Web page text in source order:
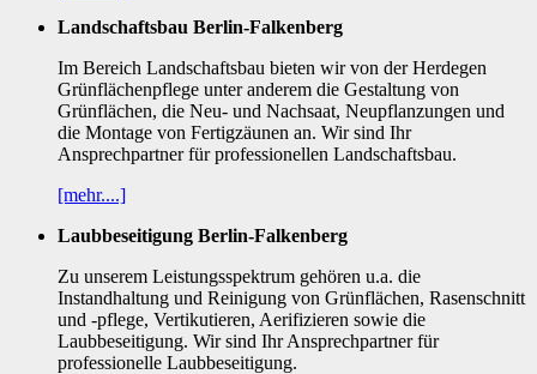
Landschaftsbau Berlin-Falkenberg
Im Bereich Landschaftsbau bieten wir von der Herdegen
Grünflächenpflege unter anderem die Gestaltung von
Grünflächen, die Neu- und Nachsaat, Neupflanzungen und
die Montage von Fertigzäunen an. Wir sind Ihr
Ansprechpartner für professionellen Landschaftsbau.
[mehr....]
Laubbeseitigung Berlin-Falkenberg
Zu unserem Leistungsspektrum gehören u.a. die
Instandhaltung und Reinigung von Grünflächen, Rasenschnitt
und -pflege, Vertikutieren, Aerifizieren sowie die
Laubbeseitigung. Wir sind Ihr Ansprechpartner für
professionelle Laubbeseitigung.